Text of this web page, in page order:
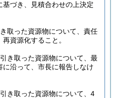
づき、見積合わせの上決定
取った資源物について、責任
資源化すること。
き取った資源物について、最
沿って、市長に報告しなけ
き取った資源物について、4